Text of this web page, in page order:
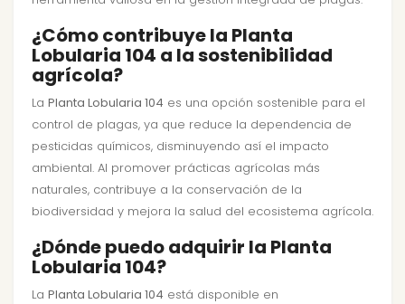
¿Cómo contribuye la Planta
Lobularia 104 a la sostenibilidad
agrícola?
La Planta Lobularia 104 es una opción sostenible para el
control de plagas, ya que reduce la dependencia de
pesticidas químicos, disminuyendo así el impacto
ambiental. Al promover prácticas agrícolas más
naturales, contribuye a la conservación de la
biodiversidad y mejora la salud del ecosistema agrícola.
¿Dónde puedo adquirir la Planta
Lobularia 104?
La Planta Lobularia 104 está disponible en